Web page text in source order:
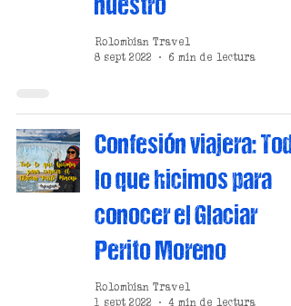
nuestro
Rolombian Travel
8 sept 2022
6 min de lectura
Confesión viajera: Todo
lo que hicimos para
conocer el Glaciar
Perito Moreno
Rolombian Travel
1 sept 2022
4 min de lectura